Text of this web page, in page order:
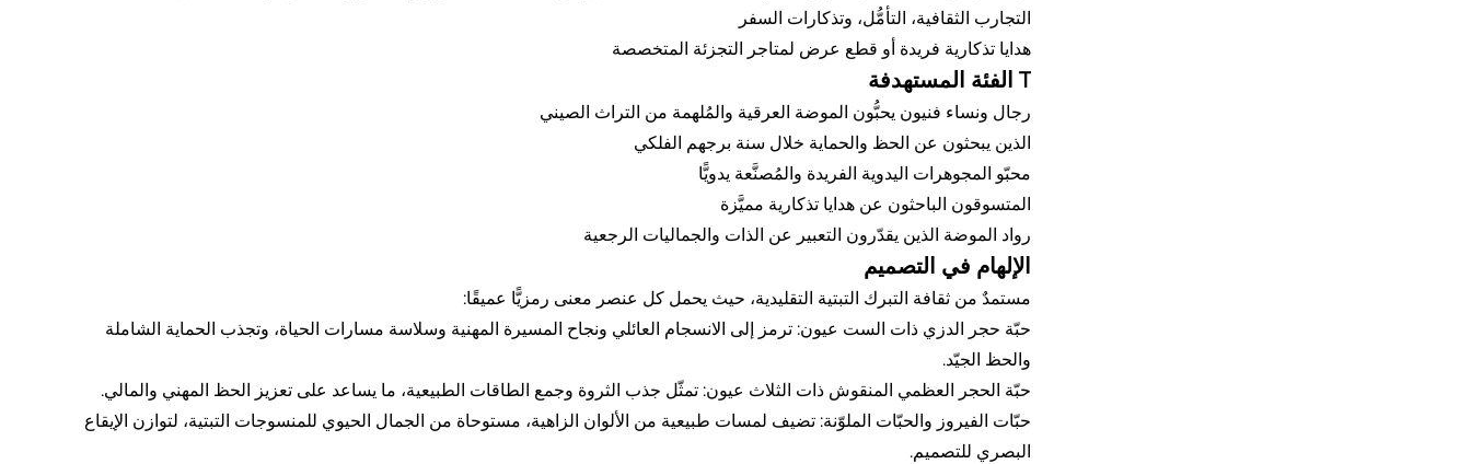
التجارب الثقافية، التأمُّل، وتذكارات السفر
هدايا تذكارية فريدة أو قطع عرض لمتاجر التجزئة المتخصصة
T الفئة المستهدفة
رجال ونساء فنيون يحبُّون الموضة العرقية والمُلهمة من التراث الصيني
الذين يبحثون عن الحظ والحماية خلال سنة برجهم الفلكي
محبّو المجوهرات اليدوية الفريدة والمُصنَّعة يدويًّا
المتسوقون الباحثون عن هدايا تذكارية مميَّزة
رواد الموضة الذين يقدّرون التعبير عن الذات والجماليات الرجعية
الإلهام في التصميم
مستمدٌ من ثقافة التبرك التبتية التقليدية، حيث يحمل كل عنصر معنى رمزيًّا عميقًا:
حبّة حجر الدزي ذات الست عيون: ترمز إلى الانسجام العائلي ونجاح المسيرة المهنية وسلاسة مسارات الحياة، وتجذب الحماية الشاملة
والحظ الجيّد.
حبّة الحجر العظمي المنقوش ذات الثلاث عيون: تمثّل جذب الثروة وجمع الطاقات الطبيعية، ما يساعد على تعزيز الحظ المهني والمالي.
حبّات الفيروز والحبّات الملوّنة: تضيف لمسات طبيعية من الألوان الزاهية، مستوحاة من الجمال الحيوي للمنسوجات التبتية، لتوازن الإيقاع
البصري للتصميم.